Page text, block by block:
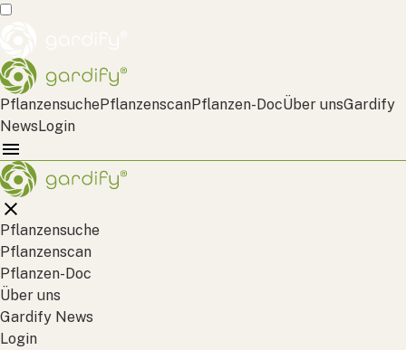
PflanzensuchePflanzenscanPflanzen-DocÜber unsGardify
NewsLogin
Pflanzensuche
Pflanzenscan
Pflanzen-Doc
Über uns
Gardify News
Login